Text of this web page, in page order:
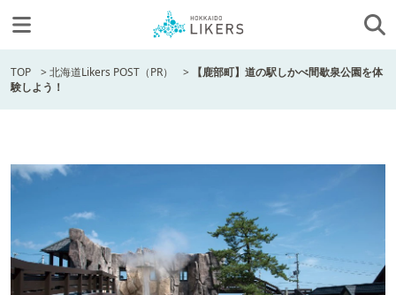
TOP >北海道Likers POST（PR） > 【鹿部町】道の駅しかべ間歇泉公園を体
験しよう！